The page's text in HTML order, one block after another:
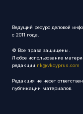
Ведущий ресурс деловой
с 2011 года.
© Все права защищены.
Любое использование
редакции nk@vkcyprus.com
Редакция не несет
публикации материалов.